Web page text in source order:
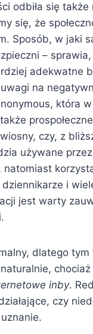
odbiła się
się, że
Sposób, w jaki
–
adekwatne
na
która
czy, z
używane
i
jest warty
dlatego
inby.
czy